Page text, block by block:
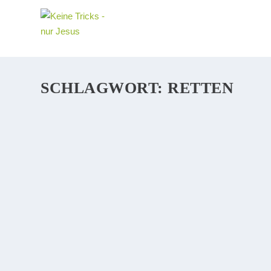
SCHLAGWORT:RETTEN